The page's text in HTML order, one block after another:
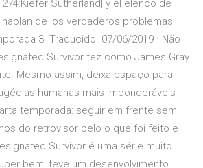
Sutherland] y el elenco de
de los verdaderos problemas
3. Traducido. 07/06/2019 · Não
Survivor fez como James Gray
Mesmo assim, deixa espaço para
humanas mais imponderáveis
temporada: seguir em frente sem
do retrovisor pelo o que foi feito e
Survivor é uma série muito
bem, teve um desenvolvimento